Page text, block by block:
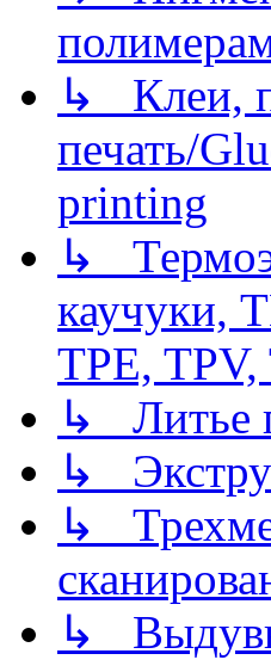
↳ Клеи,
печать/
printing
↳
каучуки,
TPE, TPV,
↳ Литье
↳
↳
↳